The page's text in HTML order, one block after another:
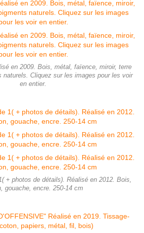
en 2009. Bois, métal, faïence, miroir, terre
naturels. Cliquez sur les images pour les voir
en entier.
+ photos de détails). Réalisé en 2012. Bois,
gouache, encre. 250-14 cm